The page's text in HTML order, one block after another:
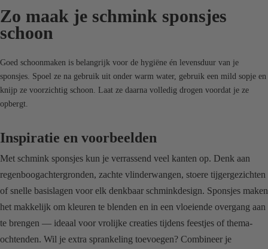
Zo maak je schmink sponsjes
schoon
Goed schoonmaken is belangrijk voor de hygiëne én levensduur van je
sponsjes. Spoel ze na gebruik uit onder warm water, gebruik een mild sopje en
knijp ze voorzichtig schoon. Laat ze daarna volledig drogen voordat je ze
opbergt.
Inspiratie en voorbeelden
Met schmink sponsjes kun je verrassend veel kanten op. Denk aan
regenboogachtergronden, zachte vlinderwangen, stoere tijgergezichten
of snelle basislagen voor elk denkbaar schminkdesign. Sponsjes maken
het makkelijk om kleuren te blenden en in een vloeiende overgang aan
te brengen — ideaal voor vrolijke creaties tijdens feestjes of thema-
ochtenden. Wil je extra sprankeling toevoegen? Combineer je